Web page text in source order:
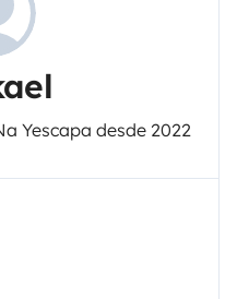
Yescapa desde 2022